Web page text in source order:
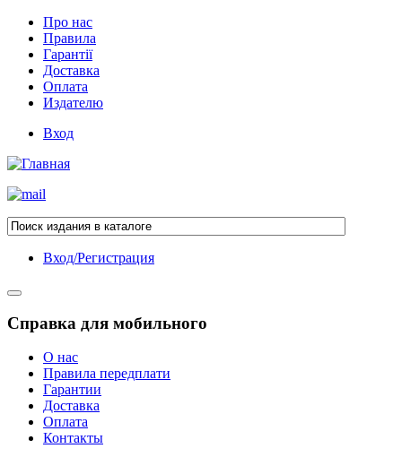
Про нас
Правила
Гарантії
Доставка
Оплата
Издателю
Вход
Вход/Регистрация
Справка для мобильного
О нас
Правила передплати
Гарантии
Доставка
Оплата
Контакты